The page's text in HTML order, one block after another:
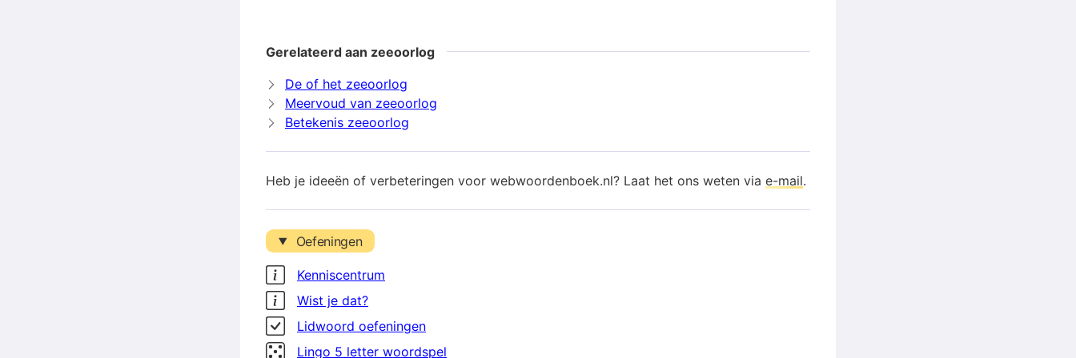
Gerelateerd aan zeeoorlog
De of het zeeoorlog
Meervoud van zeeoorlog
Betekenis zeeoorlog
Heb je ideeën of verbeteringen voor webwoordenboek.nl? Laat het ons weten via e-mail.
Oefeningen
Kenniscentrum
Wist je dat?
Lidwoord oefeningen
Lingo 5 letter woordspel